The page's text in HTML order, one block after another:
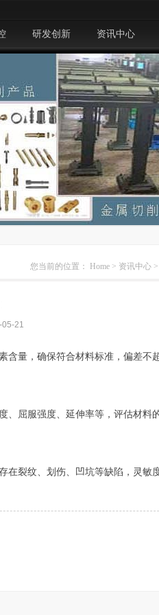
研发创新 资讯中心
您当前的位置： Home > 资讯中心 >
21
含量，确保符合材料标准，偏差不
、屈服强度、延伸率等，评估材料
在裂纹、划伤、凹坑等缺陷，灵敏